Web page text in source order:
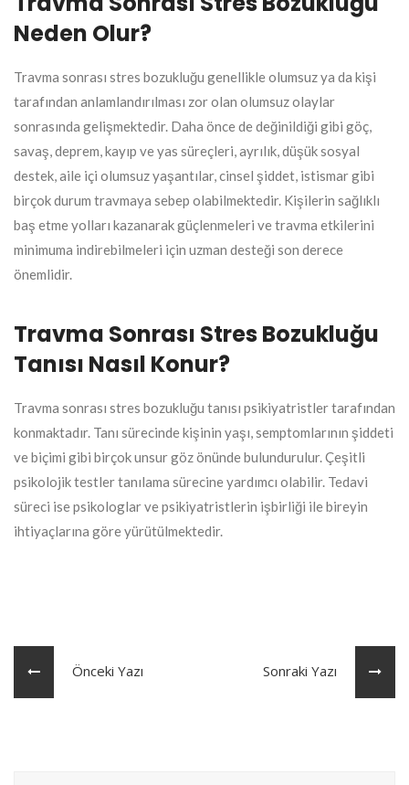
Neden Olur?
Travma sonrası stres bozukluğu genellikle olumsuz ya da kişi
tarafından anlamlandırılması zor olan olumsuz olaylar
sonrasında gelişmektedir. Daha önce de değinildiği gibi göç,
savaş, deprem, kayıp ve yas süreçleri, ayrılık, düşük sosyal
destek, aile içi olumsuz yaşantılar, cinsel şiddet, istismar gibi
birçok durum travmaya sebep olabilmektedir. Kişilerin sağlıklı
baş etme yolları kazanarak güçlenmeleri ve travma etkilerini
minimuma indirebilmeleri için uzman desteği son derece
önemlidir.
Travma Sonrası Stres Bozukluğu
Tanısı Nasıl Konur?
Travma sonrası stres bozukluğu tanısı psikiyatristler tarafından
konmaktadır. Tanı sürecinde kişinin yaşı, semptomlarının şiddeti
ve biçimi gibi birçok unsur göz önünde bulundurulur. Çeşitli
psikolojik testler tanılama sürecine yardımcı olabilir. Tedavi
süreci ise psikologlar ve psikiyatristlerin işbirliği ile bireyin
ihtiyaçlarına göre yürütülmektedir.
Önceki Yazı Sonraki Yazı